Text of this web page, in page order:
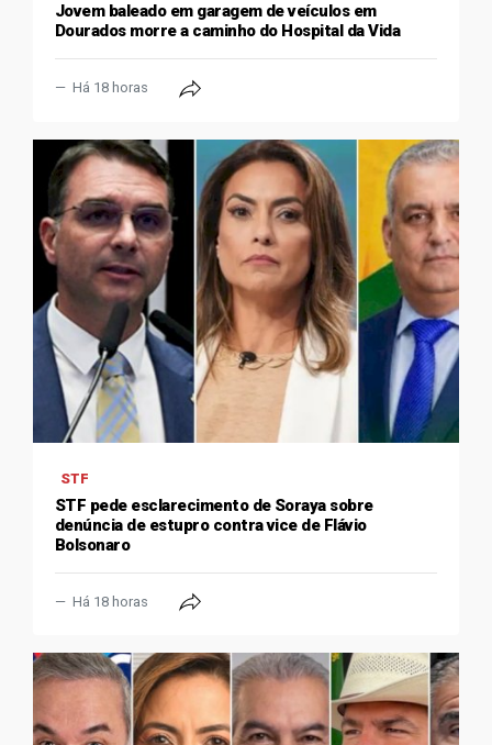
Jovem baleado em garagem de veículos em
Dourados morre a caminho do Hospital da Vida
Há 18 horas
STF
STF pede esclarecimento de Soraya sobre
denúncia de estupro contra vice de Flávio
Bolsonaro
Há 18 horas